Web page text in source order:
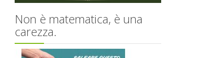
Non è matematica, è una
carezza.